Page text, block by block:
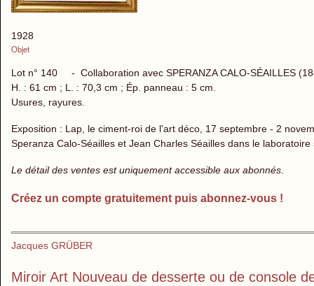
1928
Objet
Lot n° 140 - Collaboration avec SPERANZA CALO-SÉAILLES
H. : 61 cm ; L. : 70,3 cm ; Ép. panneau : 5 cm.
Usures, rayures.
Exposition : Lap, le ciment-roi de l'art déco, 17 septembre - 2
Speranza Calo-Séailles et Jean Charles Séailles dans le
Le détail des ventes est uniquement accessible aux abonnés.
Créez un compte gratuitement puis abonnez-vous !
Jacques GRÜBER
Miroir Art Nouveau de desserte ou de console